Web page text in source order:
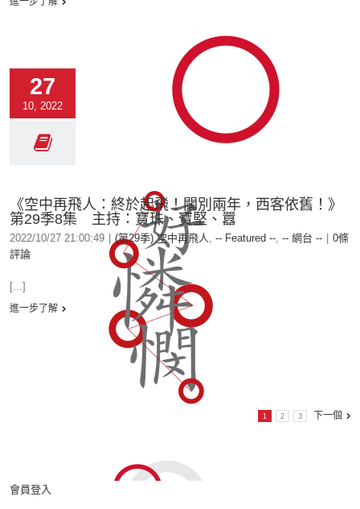
27
10, 2022
《空中再飛人：終於起飛！闊別兩年，西客依舊！》
第29季8集 主持：寶珠、寶堅、囂
2022/10/27 21:00:49 (第29季) 空中再飛人, -- Featured --, -- 網台 --
0條
評論
[...]
進一步了解
1 2 3 下一個
會員登入